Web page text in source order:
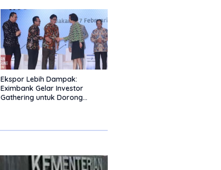
Ekspor Lebih Dampak:
Eximbank Gelar Investor
Gathering untuk Dorong